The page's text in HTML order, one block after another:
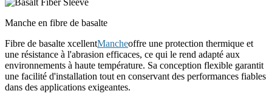
Manche en fibre de basalte
Fibre de basalte xcellentMancheoffre une protection thermique et
une résistance à l'abrasion efficaces, ce qui le rend adapté aux
environnements à haute température. Sa conception flexible garantit
une facilité d'installation tout en conservant des performances fiables
dans des applications exigeantes.